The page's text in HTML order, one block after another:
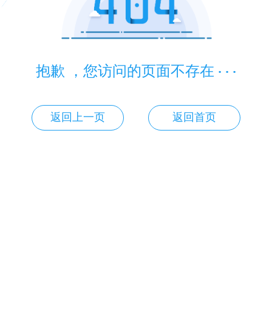
抱歉 ，您访问的页面不存在 · · ·
返回上一页 返回首页